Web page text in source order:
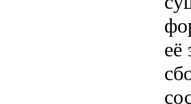
её